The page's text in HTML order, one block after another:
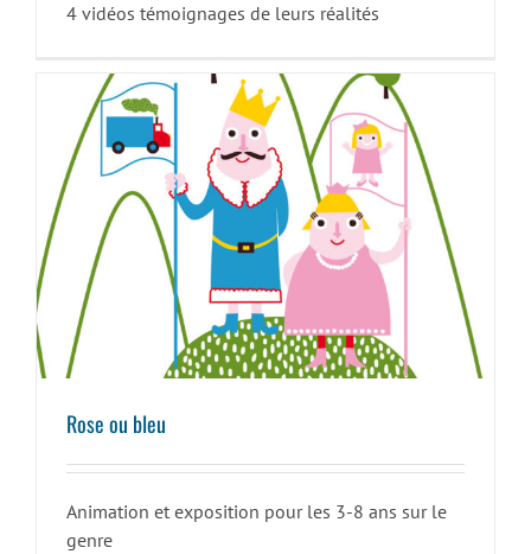
4 vidéos témoignages de leurs réalités
Rose ou bleu
Rose ou bleu
Animation et exposition pour les 3-8 ans sur le
genre